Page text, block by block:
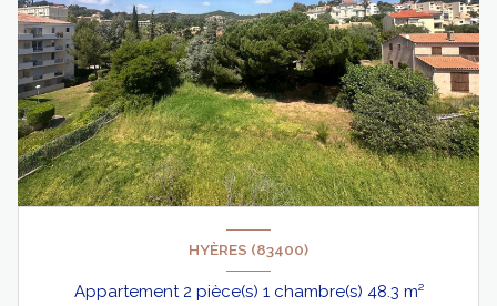
HYÈRES (83400)
Appartement 2 pièce(s) 1 chambre(s) 48.3 m²